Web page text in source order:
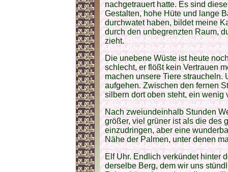
nachgetrauert hatte. Es sind
Gestalten, hohe Hüte und lange
durchwatet haben, bildet meine
durch den unbegrenzten Raum,
zieht.
Die unebene Wüste ist heute
schlecht, er flößt kein Vertrauen
machen unsere Tiere straucheln.
aufgehen. Zwischen den fernen
silbern dort oben steht, ein wenig
Nach zweiundeinhalb Stunden
größer, viel grüner ist als die des
einzudringen, aber eine
Nähe der Palmen, unter denen
Elf Uhr. Endlich verkündet hinter
derselbe Berg, dem wir uns